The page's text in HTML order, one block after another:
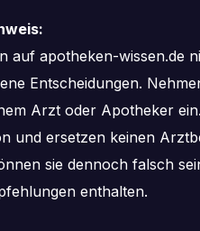
auf apotheken-wissen.de
Entscheidungen.
Arzt oder Apotheker
und ersetzen keinen
sie dennoch falsch
enthalten.